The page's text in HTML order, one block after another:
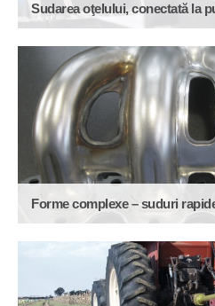
Sudarea oţelului, conectată la
Forme complexe – suduri